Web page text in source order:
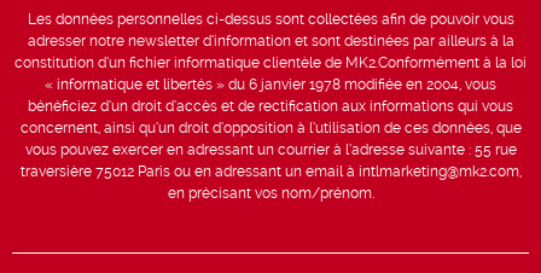
Les données personnelles ci-dessus sont collectées afin de pouvoir vous
adresser notre newsletter d’information et sont destinées par ailleurs à la
constitution d’un fichier informatique clientèle de MK2.Conformément à la loi
« informatique et libertés » du 6 janvier 1978 modifiée en 2004, vous
bénéficiez d’un droit d’accès et de rectification aux informations qui vous
concernent, ainsi qu’un droit d’opposition à l’utilisation de ces données, que
vous pouvez exercer en adressant un courrier à l’adresse suivante : 55 rue
traversière 75012 Paris ou en adressant un email à intlmarketing@mk2.com,
en précisant vos nom/prénom.